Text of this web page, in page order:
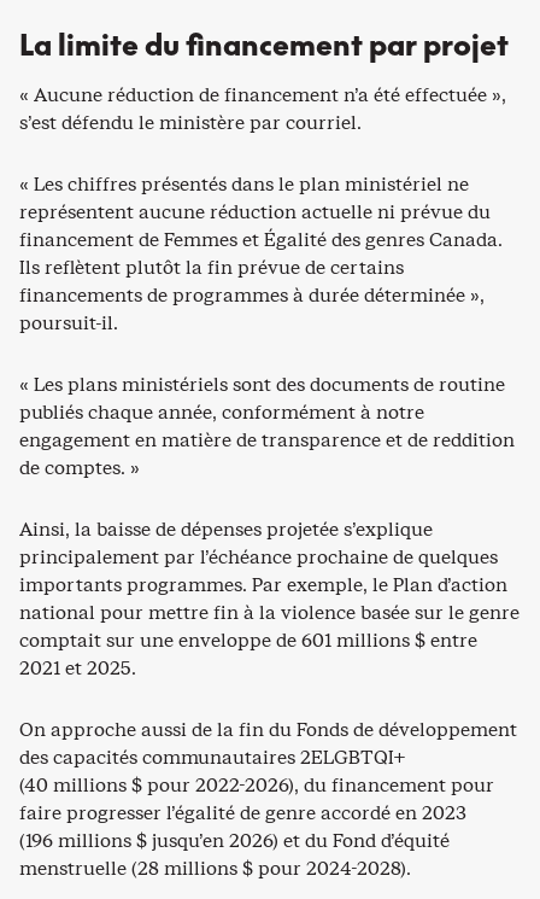
La limite du financement par projet
« Aucune réduction de financement n’a été effectuée »,
s’est défendu le ministère par courriel.
« Les chiffres présentés dans le plan ministériel ne
représentent aucune réduction actuelle ni prévue du
financement de Femmes et Égalité des genres Canada.
Ils reflètent plutôt la fin prévue de certains
financements de programmes à durée déterminée »,
poursuit-il.
« Les plans ministériels sont des documents de routine
publiés chaque année, conformément à notre
engagement en matière de transparence et de reddition
de comptes. »
Ainsi, la baisse de dépenses projetée s’explique
principalement par l’échéance prochaine de quelques
importants programmes. Par exemple, le Plan d’action
national pour mettre fin à la violence basée sur le genre
comptait sur une enveloppe de 601 millions $ entre
2021 et 2025.
On approche aussi de la fin du Fonds de développement
des capacités communautaires 2ELGBTQI+
(40 millions $ pour 2022-2026), du financement pour
faire progresser l’égalité de genre accordé en 2023
(196 millions $ jusqu’en 2026) et du Fond d’équité
menstruelle (28 millions $ pour 2024-2028).